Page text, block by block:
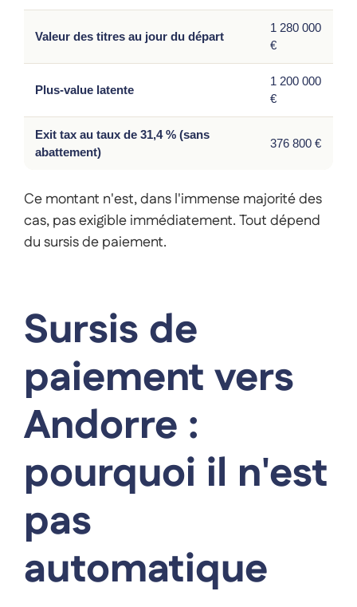
Valeur des titres au jour du départ
1 280 000
€
Plus-value latente
1 200 000
€
Exit tax au taux de 31,4 % (sans
abattement)
376 800 €
Ce montant n'est, dans l'immense majorité des
cas, pas exigible immédiatement. Tout dépend
du sursis de paiement.
Sursis de
paiement vers
Andorre :
pourquoi il n'est
pas
automatique